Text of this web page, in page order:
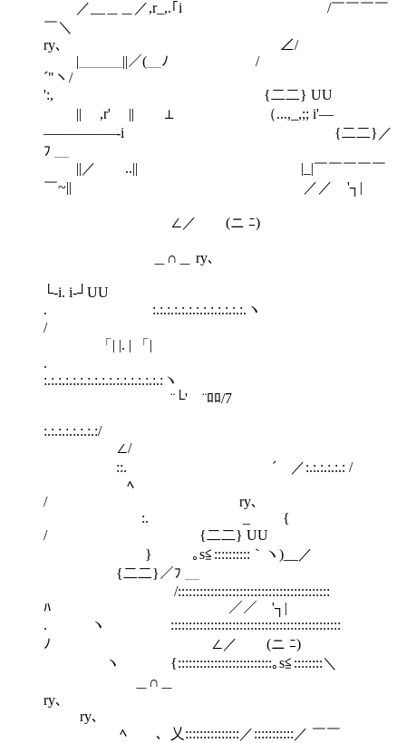
／__＿＿／,r_,.｢i /￣￣￣￣
￣＼
ry､ ∠/
|＿＿＿||／(＿ﾉ /
´"ヽ/
':, {二二} UU
|| ,r' || ⊥ （...,_,;; i'―
―――――‐i {二二}／
ﾌ ＿
||／ ..|| |_|￣￣￣￣￣
￣~|| ／／ '┐|
∠／ (ニ ﾆ)
＿∩＿ ry､
└‐i. i‐┘UU
. :.:.:.:.:.:.:.:.:.:.:.:.:.ヽ
/
「| |. | 「|
.
:.:.:.:.:.:.:.:.:.:.:.:.:.:.:.:.:
¨└' ¨ﾛﾛ/7
∠/
::. ´ ／:.:.:.:.:.: /
ﾍ
/ ry､
:. _ {
/ {二二} UU
} ｡s≦::::::::::｀ヽ)__／
{二二}／ﾌ ＿
/::::::::::::::::::::::::::::::::::::::::::
ﾊ ／／ '┐|
. ヽ :::::::::::::::::::::::::::::::::::::::::::::::
ﾉ ∠／ (ニ ﾆ)
ヽ {::::::::::::::::::::::::::｡s≦::::::::＼
＿∩＿
ry､
ry､
ﾍ 、乂:::::::::::::::／:::::::::::／ ￣￣